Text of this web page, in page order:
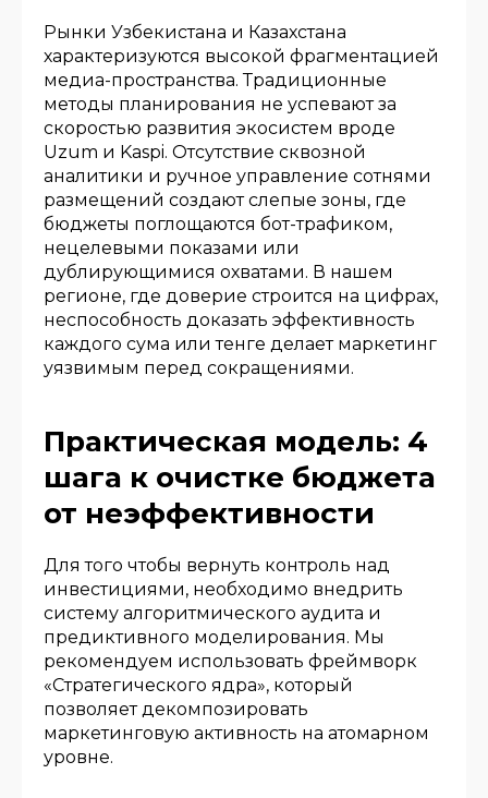
Рынки Узбекистана и Казахстана
характеризуются высокой фрагментацией
медиа-пространства. Традиционные
методы планирования не успевают за
скоростью развития экосистем вроде
Uzum и Kaspi. Отсутствие сквозной
аналитики и ручное управление сотнями
размещений создают слепые зоны, где
бюджеты поглощаются бот-трафиком,
нецелевыми показами или
дублирующимися охватами. В нашем
регионе, где доверие строится на цифрах,
неспособность доказать эффективность
каждого сума или тенге делает маркетинг
уязвимым перед сокращениями.
Практическая модель: 4
шага к очистке бюджета
от неэффективности
Для того чтобы вернуть контроль над
инвестициями, необходимо внедрить
систему алгоритмического аудита и
предиктивного моделирования. Мы
рекомендуем использовать фреймворк
«Стратегического ядра», который
позволяет декомпозировать
маркетинговую активность на атомарном
уровне.